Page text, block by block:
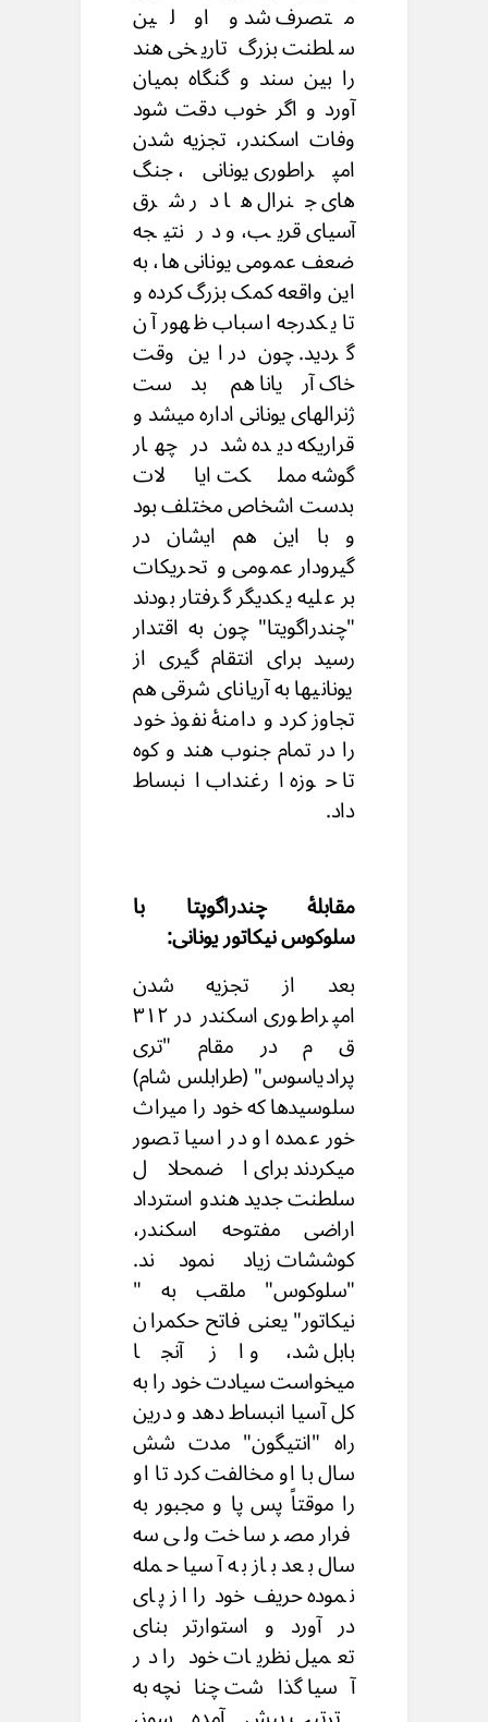
متصرف شد و او لین
سلطنت بزرگ تاریخی هند
را بین سند و گنگاه بمیان
آورد و اگر خوب دقت شود
وفات اسکندر، تجزیه شدن
امپراطوری یونانی، جنگ
های جنرال ها در شرق
آسیای قریب، و در نتیجه
ضعف عمومی یونانی ها، به
این واقعه کمک بزرگ کرده و
تا یکدرجه اسباب ظهور آن
گردید. چون در این وقت
خاک آریانا هم بدست
ژنرالهای یونانی اداره میشد و
قراریکه دیده شد در چهار
گوشه مملکت ایالات
بدست اشخاص مختلف بود
و با این هم ایشان در
گیرودار عمومی و تحریکات
بر علیه یکدیگر گرفتار بودند
"چندراگویتا" چون به اقتدار
رسید برای انتقام گیری از
یونانیها به آریانای شرقی هم
تجاوز کرد و دامنۀ نفوذ خود
را در تمام جنوب هند و کوه
تا حوزه ارغنداب انبساط
داد.
مقابلۀ چندراگوپتا با
سلوکوس نیکاتور یونانی:
بعد از تجزیه شدن
امپراطوری اسکندر در ۳۱۲
ق م در مقام "تری
پرادیاسوس" (طرابلس شام)
سلوسیدها که خود را میراث
خور عمده او در اسیا تصور
میکردند برای اضمحلال
سلطنت جدید هندو استرداد
اراضی مفتوحه اسکندر،
کوششات زیاد نمودند.
"سلوکوس" ملقب به "
نیکاتور" یعنی فاتح حکمران
بابل شد، و از آنجا
میخواست سیادت خود را به
کل آسیا انبساط دهد و درین
راه "انتیگون" مدت شش
سال با او مخالفت کرد تا او
را موقتاً پس پا و مجبور به
فرار مصر ساخت ولی سه
سال بعد باز به آسیا حمله
نموده حریف خود را از پای
در آورد و استوارتر بنای
تعمیل نظریات خود را در
آسیا گذاشت چنانچه به